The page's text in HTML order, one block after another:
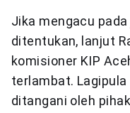
Jika mengacu
ditentukan, lanjut
komisioner KIP
terlambat.
ditangani oleh